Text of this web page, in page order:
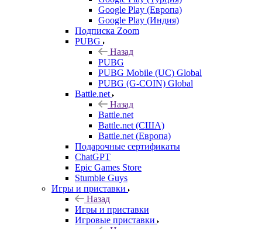
Google Play (Европа)
Google Play (Индия)
Подписка Zoom
PUBG
Назад
PUBG
PUBG Mobile (UC) Global
PUBG (G-COIN) Global
Battle.net
Назад
Battle.net
Battle.net (США)
Battle.net (Европа)
Подарочные сертификаты
ChatGPT
Epic Games Store
Stumble Guys
Игры и приставки
Назад
Игры и приставки
Игровые приставки